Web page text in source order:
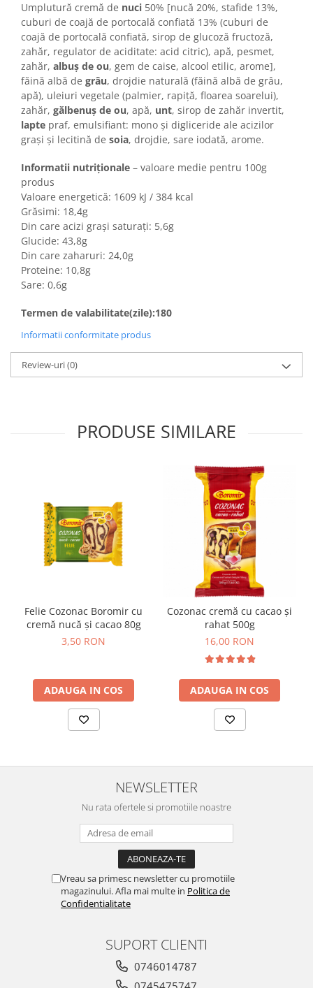
Paine ambalata
Chifle
Colaci festivi
Snack-uri sărate
Covrigi cu ulei de masline
Covrigi de Buzau
Grisine
Crochete
Produse de gătit
Faina
Arpacas si pesmet
Malai
Produse congelate
Panificatie congelata
Patiserie congelata
Pizza congelata
Horeca
Accesorii Boromir
Dulciurile Feleacul
Glucoza
Rahat
Umplutură cremă de nuci 50% [nucă 20%, stafide 13%,
cuburi de coajă de portocală confiată 13% (cuburi de
coajă de portocală confiată, sirop de glucoză fructoză,
zahăr, regulator de aciditate: acid citric), apă, pesmet,
zahăr, albuş de ou, gem de caise, alcool etilic, arome],
făină albă de grâu, drojdie naturală (făină albă de grâu,
apă), uleiuri vegetale (palmier, rapiţă, floarea soarelui),
zahăr, gălbenuş de ou, apă, unt, sirop de zahăr invertit,
lapte praf, emulsifiant: mono şi digliceride ale acizilor
graşi şi lecitină de soia, drojdie, sare iodată, arome.
Informatii nutriționale – valoare medie pentru 100g
produs
Valoare energetică: 1609 kJ / 384 kcal
Grăsimi: 18,4g
Din care acizi grași saturați: 5,6g
Glucide: 43,8g
Din care zaharuri: 24,0g
Proteine: 10,8g
Sare: 0,6g
Termen de valabilitate(zile):180
Informatii conformitate produs
Review-uri(0)
PRODUSE SIMILARE
Felie Cozonac Boromir cu
cremă nucă și cacao 80g
3,50 RON
ADAUGA IN COS
Cozonac cremă cu cacao și
rahat 500g
16,00 RON
ADAUGA IN COS
NEWSLETTER
Nu rata ofertele si promotiile noastre
Vreau sa primesc newsletter cu promotiile
magazinului. Afla mai multe in Politica de
Confidentialitate
SUPORT CLIENTI
0746014787